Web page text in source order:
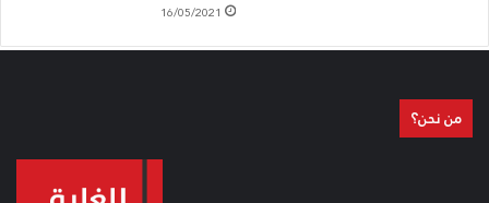
16/05/2021
من نحن؟